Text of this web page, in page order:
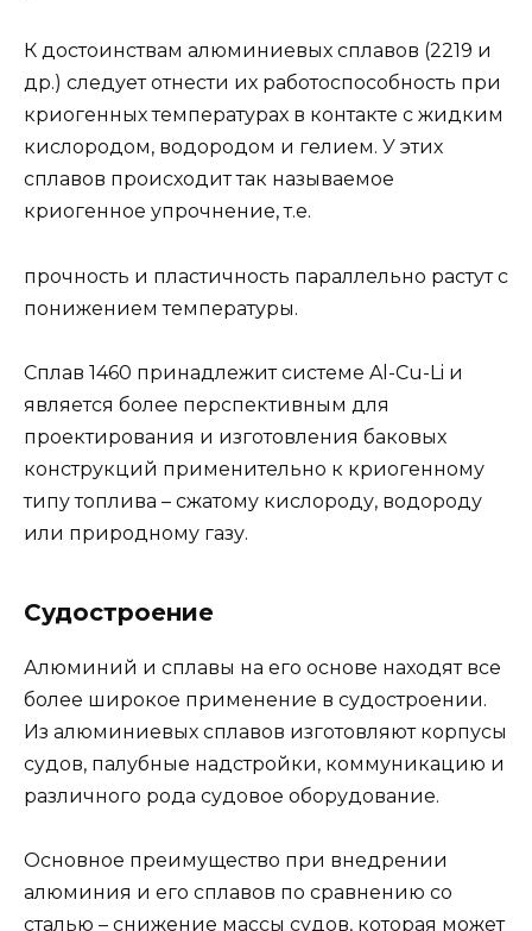
К достоинствам алюминиевых сплавов (2219 и
др.) следует отнести их работоспособность при
криогенных температурах в контакте с жидким
кислородом, водородом и гелием. У этих
сплавов происходит так называемое
криогенное упрочнение, т.е.
прочность и пластичность параллельно растут с
понижением температуры.
Сплав 1460 принадлежит системе Al-Cu-Li и
является более перспективным для
проектирования и изготовления баковых
конструкций применительно к криогенному
типу топлива – сжатому кислороду, водороду
или природному газу.
Судостроение
Алюминий и сплавы на его основе находят все
более широкое применение в судостроении.
Из алюминиевых сплавов изготовляют корпусы
судов, палубные надстройки, коммуникацию и
различного рода судовое оборудование.
Основное преимущество при внедрении
алюминия и его сплавов по сравнению со
сталью – снижение массы судов, которая может